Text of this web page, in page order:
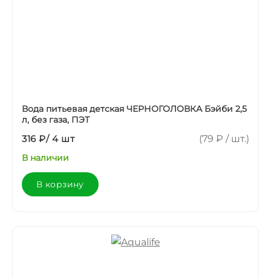
Вода питьевая детская ЧЕРНОГОЛОВКА Бэйби 2,5
л, без газа, ПЭТ
316 ₽/4 шт (79 ₽ / шт.)
В наличии
В корзину